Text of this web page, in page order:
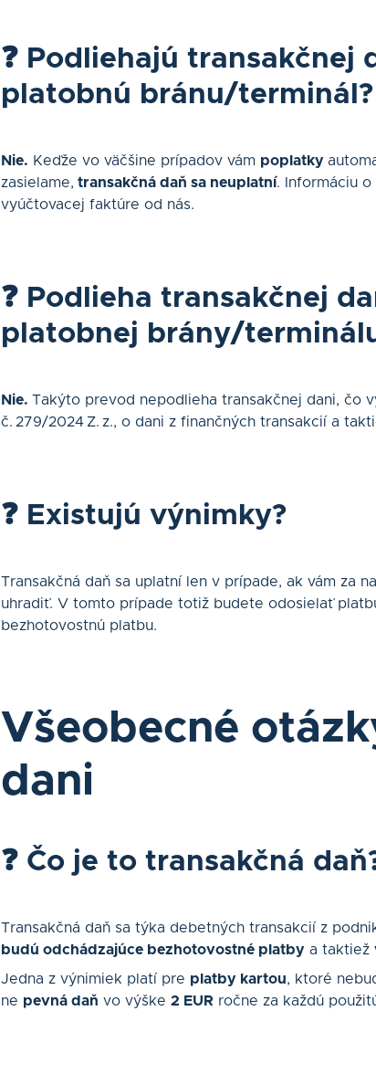
❓ Podliehajú transakčnej
platobnú bránu/terminál?
Nie. Keďže vo väčšine prípadov vám poplatky
zasielame, transakčná daň sa neuplatní. Informáciu
vyúčtovacej faktúre od nás.
❓ Podlieha transakčnej
platobnej brány/
Nie. Takýto prevod nepodlieha transakčnej dani, čo
č. 279/2024 Z. z., o dani z finančných transakcií a
❓ Existujú výnimky?
Transakčná daň sa uplatní len v prípade, ak vám za
uhradiť. V tomto prípade totiž budete odosielať
bezhotovostnú platbu.
Všeobecné
dani
❓ Čo je to transakčná
Transakčná daň sa týka debetných transakcií z
budú odchádzajúce bezhotovostné platby a taktiež
Jedna z výnimiek platí pre platby kartou, ktoré
ne pevná daň vo výške 2 EUR ročne za každú